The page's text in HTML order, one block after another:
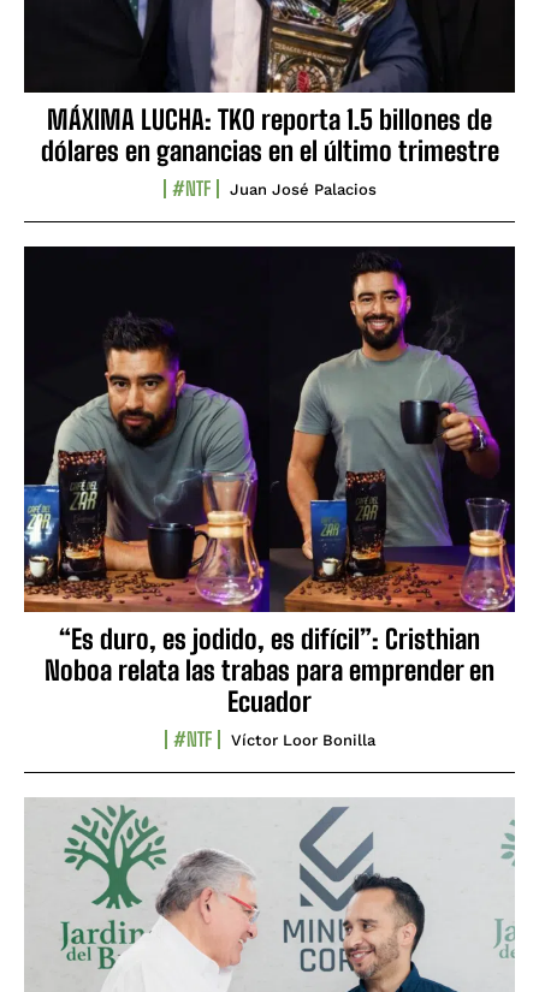
MÁXIMA LUCHA: TKO reporta 1.5 billones de
dólares en ganancias en el último trimestre
#NTF Juan José Palacios
“Es duro, es jodido, es difícil”: Cristhian
Noboa relata las trabas para emprender en
Ecuador
#NTF Víctor Loor Bonilla